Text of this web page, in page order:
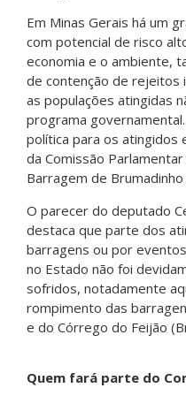
Em Minas Gerais há um
com potencial de risco
economia e o ambiente,
de contenção de rejeitos
as populações atingidas
programa
política para os atingidos
da Comissão
Barragem de Brumadinho
O parecer do deputado
destaca que parte dos
barragens ou por
no Estado não foi
sofridos, notadamente
rompimento das
e do Córrego do Feijão
Quem fará parte do